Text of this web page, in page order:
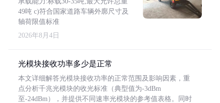
49吨 c)符合国家道路车辆外廓尺寸及
轴荷限值标准
2026年8月4日
光模块接收功率多少是正常
本文详细解答光模块接收功率的正常范围及影响因素，重
点分析千兆光模块的收光标准（典型值为-3dBm
至-24dBm），并提供不同速率光模块的参考值表格。同时